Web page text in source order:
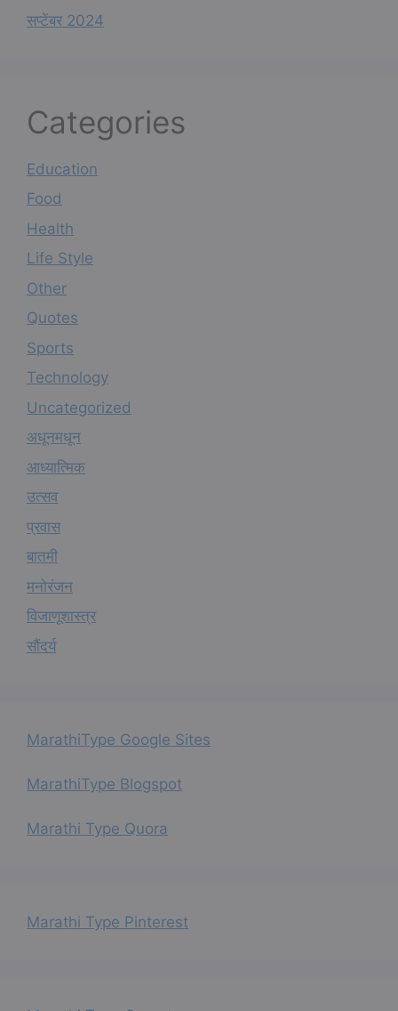
सप्टेंबर 2024
Categories
Education
Food
Health
Life Style
Other
Quotes
Sports
Technology
Uncategorized
अधूनमधून
आध्यात्मिक
उत्सव
प्रवास
बातमी
मनोरंजन
विजाणूशास्त्र
सौंदर्य
MarathiType Google Sites
MarathiType Blogspot
Marathi Type Quora
Marathi Type Pinterest